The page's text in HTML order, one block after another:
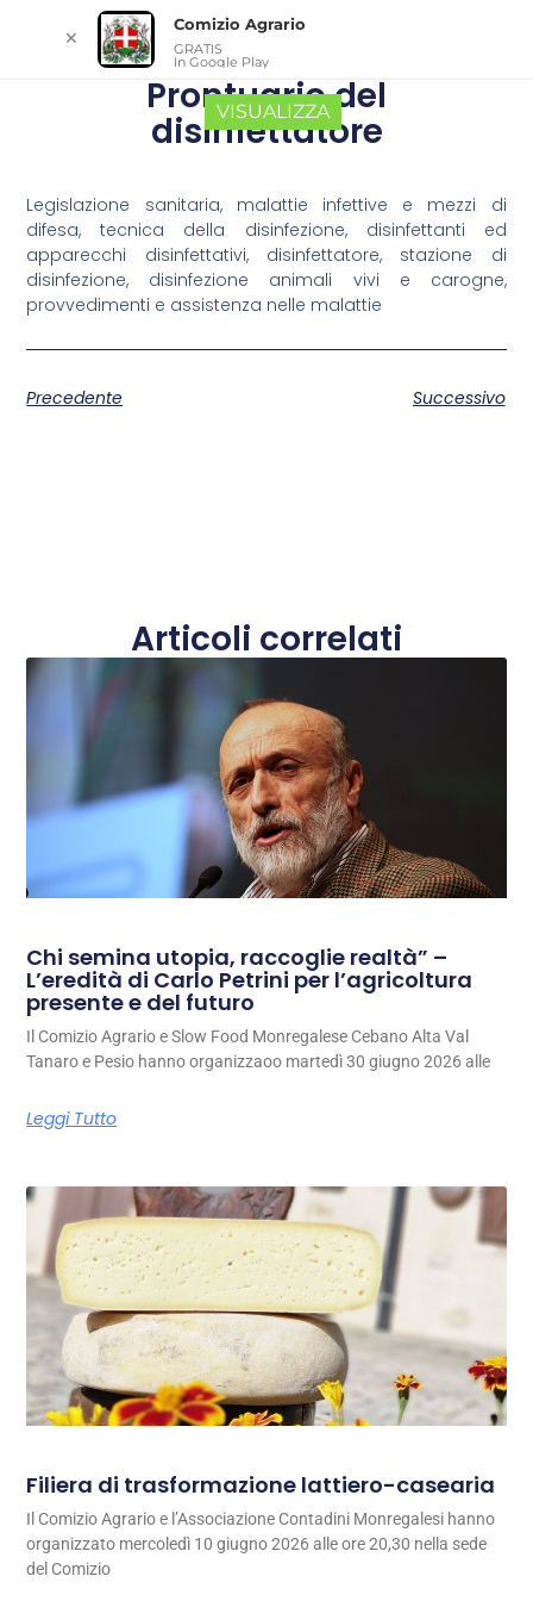
Prontuario del
disinfettatore
Legislazione sanitaria, malattie infettive e mezzi di
difesa, tecnica della disinfezione, disinfettanti ed
apparecchi disinfettativi, disinfettatore, stazione di
disinfezione, disinfezione animali vivi e carogne,
provvedimenti e assistenza nelle malattie
Precedente Successivo
Articoli correlati
Chi semina utopia, raccoglie realtà” –
L’eredità di Carlo Petrini per l’agricoltura
presente e del futuro
Il Comizio Agrario e Slow Food Monregalese Cebano Alta Val
Tanaro e Pesio hanno organizzaoo martedì 30 giugno 2026 alle
Leggi Tutto
Filiera di trasformazione lattiero-casearia
Il Comizio Agrario e l’Associazione Contadini Monregalesi hanno
organizzato mercoledì 10 giugno 2026 alle ore 20,30 nella sede
del Comizio
✕
Comizio Agrario
GRATIS
In Google Play
VISUALIZZA